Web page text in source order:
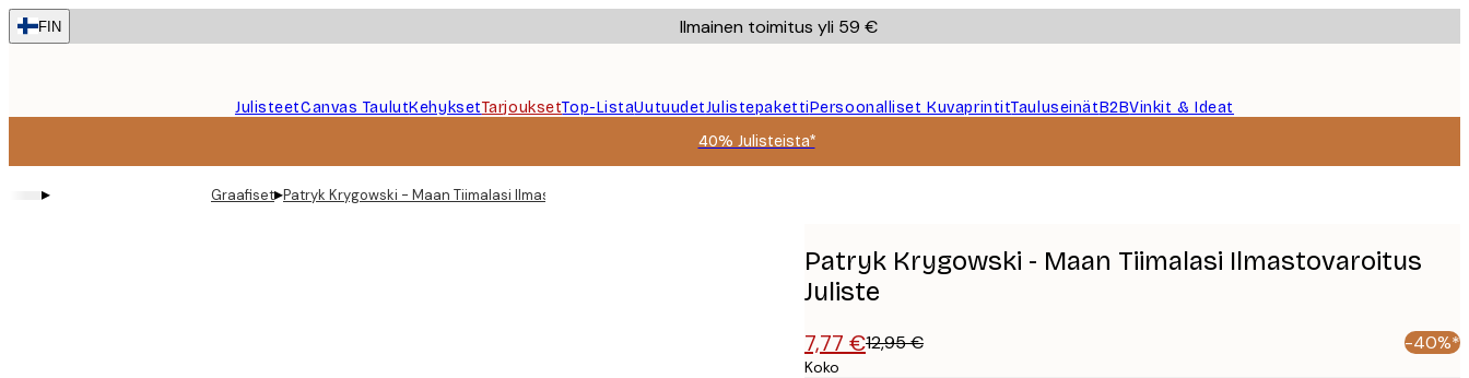
Skip
to
FIN Ilmainen toimitus yli 59 €
JulisteetCanvas TaulutKehyksetTarjouksetTop-ListaUutuudetJulistepakettiPersoonalliset KuvaprintitTauluseinätB2BVinkit & Ideat
40% Julisteista*
▸ Graafiset▸Patryk Krygowski - Maan Tiimalasi Ilmastovaroitus Juliste
Patryk Krygowski - Maan Tiimalasi Ilmastovaroitus
Juliste
7,77 €12,95 € -40%*
Koko